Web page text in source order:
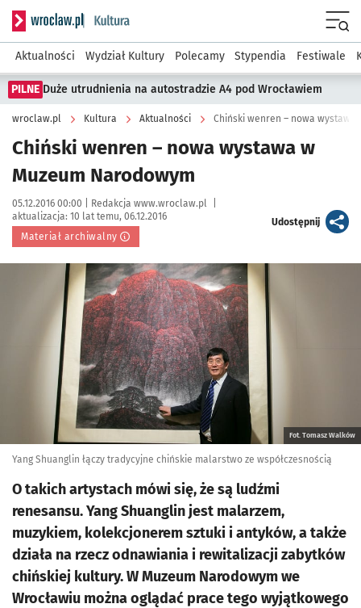
Serwis informacyjny wroclaw.pl podserwis: Kultura
Aktualności Wydział Kultury Polecamy Stypendia Festiwale
PILNE Duże utrudnienia na autostradzie A4 pod Wrocławiem
wroclaw.pl Kultura Aktualności Chiński wenren – nowa wystawa
Chiński wenren – nowa wystawa w
Muzeum Narodowym
Data publikacji:
05.12.2016 00:00 | Autor:
Redakcja www.wroclaw.pl
aktualizacja: 10 lat temu, 06.12.2016
Materiał archiwalny
Udostępnijartykuł
Kliknij, aby powiększyć
Fot. Tomasz Walków
Yang Shuanglin łączy tradycyjne chińskie malarstwo ze współczesnością
O takich artystach mówi się, że są ludźmi
renesansu. Yang Shuanglin jest malarzem,
muzykiem, kolekcjonerem sztuki i antyków, a także
działa na rzecz odnawiania i rewitalizacji zabytków
chińskiej kultury. W Muzeum Narodowym we
Wrocławiu można oglądać prace tego wyjątkowego